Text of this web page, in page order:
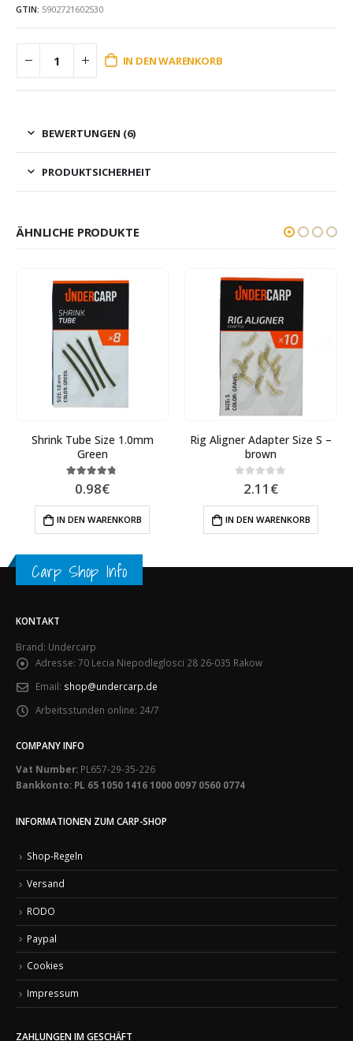
GTIN: 5902721602530
IN DEN WARENKORB
BEWERTUNGEN (6)
PRODUKTSICHERHEIT
ÄHNLICHE PRODUKTE
Shrink Tube Size 1.0mm
Green
4.67 out of 5
0.98€
IN DEN WARENKORB
Rig Aligner Adapter Size S –
brown
out of 5
2.11 €
IN DEN WARENKORB
Carp Shop Info
KONTAKT
Brand: Undercarp
Adresse: 70 Lecia Niepodleglosci 28 26-035 Rakow
Email: shop@undercarp.de
Arbeitsstunden online: 24/7
COMPANY INFO
Vat Number: PL657-29-35-226
Bankkonto: PL 65 1050 1416 1000 0097 0560 0774
INFORMATIONEN ZUM CARP-SHOP
Shop-Regeln
Versand
RODO
Paypal
Cookies
Impressum
ZAHLUNGEN IM GESCHÄFT